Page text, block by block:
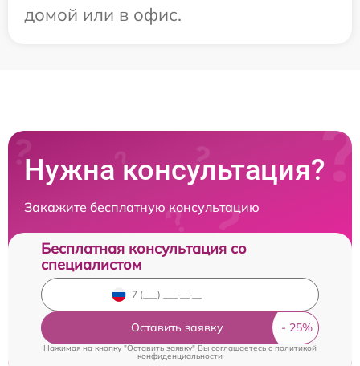
домой или в офис.
Нужна консультация?
Закажите бесплатную консультацию
Бесплатная консультация со
специалистом
Оставить заявку
Нажимая на кнопку "Оставить заявку" Вы соглашаетесь cполитикой
конфиденциальности